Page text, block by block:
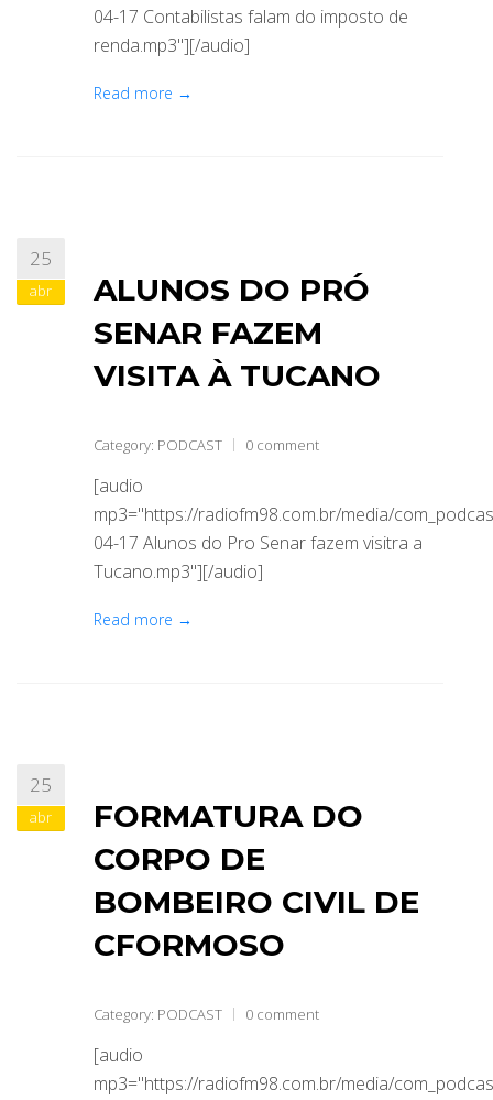
04-17 Contabilistas falam do imposto de
renda.mp3"][/audio]
Read more →
25
abr
ALUNOS DO PRÓ
SENAR FAZEM
VISITA À TUCANO
Category: PODCAST 0 comment
[audio
mp3="https://radiofm98.com.br/media/
04-17 Alunos do Pro Senar fazem visitra a
Tucano.mp3"][/audio]
Read more →
25
abr
FORMATURA DO
CORPO DE
BOMBEIRO CIVIL DE
CFORMOSO
Category: PODCAST 0 comment
[audio
mp3="https://radiofm98.com.br/media/